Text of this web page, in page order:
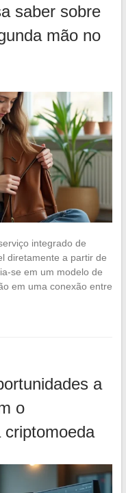
saber sobre
mão no
integrado de
diretamente a partir de
se em um modelo de
em uma conexão entre
a
o
criptomoeda